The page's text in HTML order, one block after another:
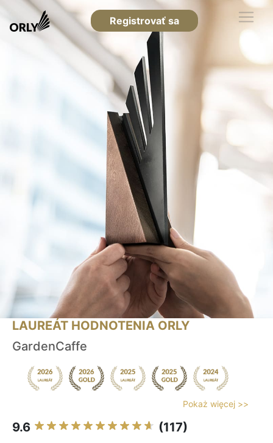
Registrovať sa
LAUREÁT HODNOTENIA ORLY
GardenCaffe
Pokaż więcej >>
9.6 (117)